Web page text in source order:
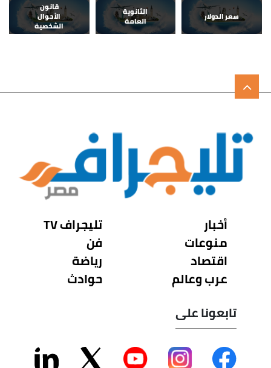
سعر الدولار
الثانوية
العامة
قانون
الأحوال
الشخصية
أخبار
منوعات
اقتصاد
عرب وعالم
تليجراف TV
فن
رياضة
حوادث
تابعونا على